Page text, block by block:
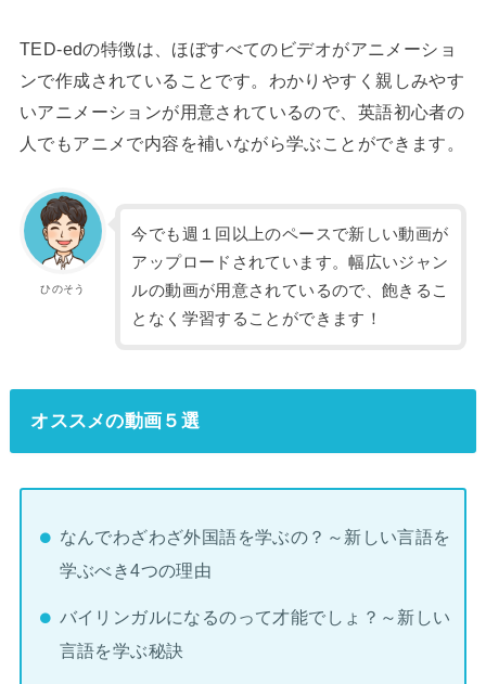
TED-edの特徴は、ほぼすべてのビデオがアニメーショ
ンで作成されていることです。わかりやすく親しみやす
いアニメーションが用意されているので、英語初心者の
人でもアニメで内容を補いながら学ぶことができます。
ひのそう
今でも週１回以上のペースで新しい動画が
アップロードされています。幅広いジャン
ルの動画が用意されているので、飽きるこ
となく学習することができます！
オススメの動画５選
なんでわざわざ外国語を学ぶの？～新しい言語を
学ぶべき4つの理由
バイリンガルになるのって才能でしょ？～新しい
言語を学ぶ秘訣